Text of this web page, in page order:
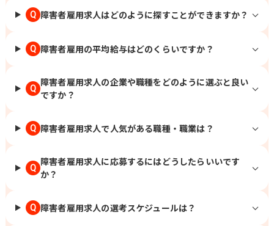
Q 障害者雇用求人はどのように探すことができますか？
Q 障害者雇用の平均給与はどのくらいですか？
Q
障害者雇用求人の企業や職種をどのように選ぶと良い
ですか？
Q 障害者雇用求人で人気がある職種・職業は？
Q
障害者雇用求人に応募するにはどうしたらいいです
か？
Q 障害者雇用求人の選考スケジュールは？